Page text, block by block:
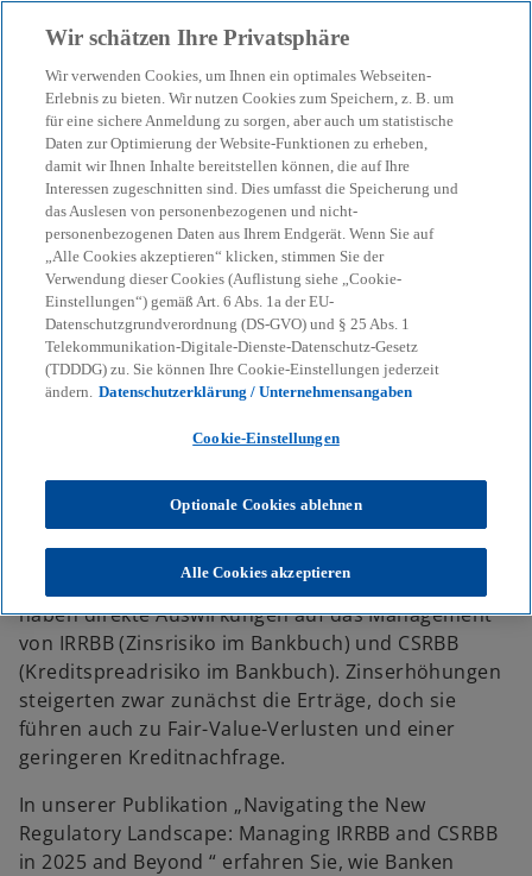
menu search
IRRBB & CSRBB: Zins- und
Kreditspreadrisiken
zukunftssicher aufstellen
Neue Regulierungen und Marktveränderungen
beeinflussen das Management von Zins- und
Kreditspread-Risiken im Bankbuch. Ein Überblick.
Corporate Governance & Compliance
Aktuelle Marktentwicklungen, insbesondere im
Bereich der Zinspolitik und der Anleihemärkte,
haben direkte Auswirkungen auf das Management
von IRRBB (Zinsrisiko im Bankbuch) und CSRBB
(Kreditspreadrisiko im Bankbuch). Zinserhöhungen
steigerten zwar zunächst die Erträge, doch sie
führen auch zu Fair-Value-Verlusten und einer
geringeren Kreditnachfrage.
In unserer Publikation „Navigating the New
Regulatory Landscape: Managing IRRBB and CSRBB
in 2025 and Beyond “ erfahren Sie, wie Banken
Wir schätzen Ihre Privatsphäre
Wir verwenden Cookies, um Ihnen ein optimales Webseiten-
Erlebnis zu bieten. Wir nutzen Cookies zum Speichern, z. B. um
für eine sichere Anmeldung zu sorgen, aber auch um statistische
Daten zur Optimierung der Website-Funktionen zu erheben,
damit wir Ihnen Inhalte bereitstellen können, die auf Ihre
Interessen zugeschnitten sind. Dies umfasst die Speicherung und
das Auslesen von personenbezogenen und nicht-
personenbezogenen Daten aus Ihrem Endgerät. Wenn Sie auf
„Alle Cookies akzeptieren“ klicken, stimmen Sie der
Verwendung dieser Cookies (Auflistung siehe „Cookie-
Einstellungen“) gemäß Art. 6 Abs. 1a der EU-
Datenschutzgrundverordnung (DS-GVO) und § 25 Abs. 1
Telekommunikation-Digitale-Dienste-Datenschutz-Gesetz
(TDDDG) zu. Sie können Ihre Cookie-Einstellungen jederzeit
ändern. Datenschutzerklärung / Unternehmensangaben
Cookie-Einstellungen
Optionale Cookies ablehnen
Alle Cookies akzeptieren